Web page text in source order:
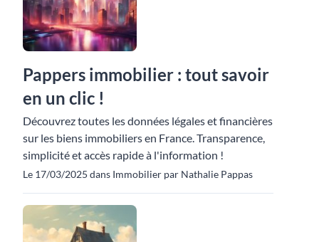
Pappers immobilier : tout savoir
en un clic !
Découvrez toutes les données légales et financières
sur les biens immobiliers en France. Transparence,
simplicité et accès rapide à l'information !
Le 17/03/2025 dans Immobilier par Nathalie Pappas